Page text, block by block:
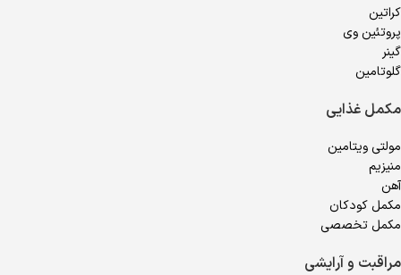
کراتین
پروتئین وی
گینر
گلوتامین
مکمل غذایی
مولتی ویتامین
منیزیم
آهن
مکمل کودکان
مکمل تخصصی
مراقبت و آرایشی